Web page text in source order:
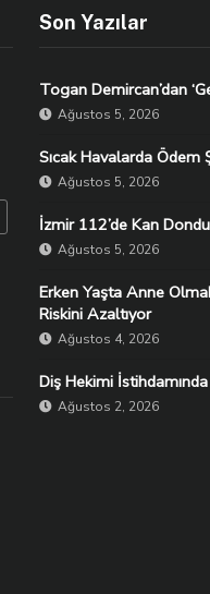
Son Yazılar
Togan Demircan’dan
Ağustos 5, 2026
Sıcak Havalarda Ödem
Ağustos 5, 2026
İzmir 112’de Kan
Ağustos 5, 2026
Erken Yaşta Anne
Riskini Azaltıyor
Ağustos 4, 2026
Diş Hekimi
Ağustos 2, 2026